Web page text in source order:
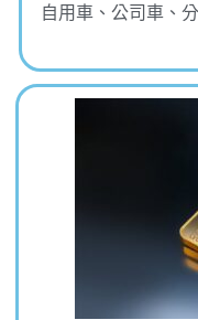
自用車、公司車、